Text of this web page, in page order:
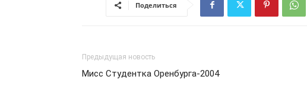
Поделиться
Предыдущая новость
Мисс Студентка Оренбурга-2004